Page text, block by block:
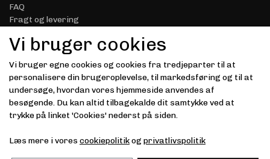
FAQ
Fragt og levering
Handelsbetingelser
Datasikkerhed & Privatliv
Gavekort
Om Driver.dk
Kunde login
Modtag vores nyhedsbrev via e-mail
Tilmeld
Vi bruger cookies
Vi bruger egne cookies og cookies fra tredjeparter til at
personalisere din brugeroplevelse, til markedsføring og til at
undersøge, hvordan vores hjemmeside anvendes af
besøgende. Du kan altid tilbagekalde dit samtykke ved at
trykke på linket 'Cookies' nederst på siden.
Læs mere i vores cookiepolitikog privatlivspolitik